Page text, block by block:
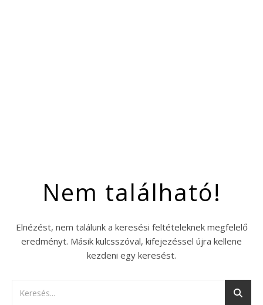
Nem található!
Elnézést, nem találunk a keresési feltételeknek megfelelő
eredményt. Másik kulcsszóval, kifejezéssel újra kellene
kezdeni egy keresést.